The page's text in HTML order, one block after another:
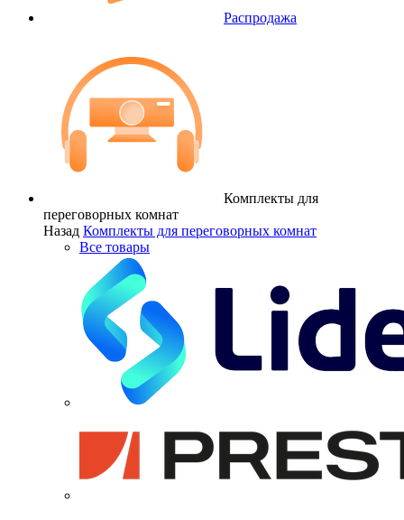
Распродажа
Комплекты для
переговорных комнат
Назад Комплекты для переговорных комнат
Все товары